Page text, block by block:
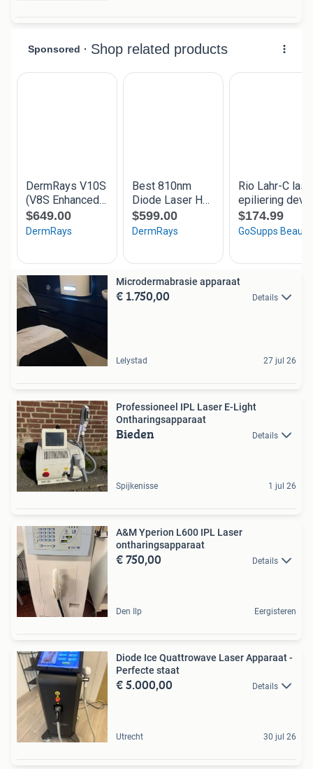
Microdermabrasie apparaat
€ 1.750,00 Details
Lelystad 27 jul 26
Professioneel IPL Laser E-Light
Ontharingsapparaat
Bieden Details
Spijkenisse 1 jul 26
A&M Yperion L600 IPL Laser
ontharingsapparaat
€ 750,00 Details
Den Ilp Eergisteren
Diode Ice Quattrowave Laser Apparaat -
Perfecte staat
€ 5.000,00 Details
Utrecht 30 jul 26